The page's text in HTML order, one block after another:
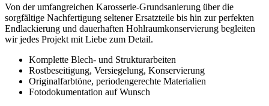
Von der umfangreichen Karosserie-Grundsanierung über die
sorgfältige Nachfertigung seltener Ersatzteile bis hin zur perfekten
Endlackierung und dauerhaften Hohlraumkonservierung begleiten
wir jedes Projekt mit Liebe zum Detail.
Komplette Blech‑ und Strukturarbeiten
Rostbeseitigung, Versiegelung, Konservierung
Originalfarbtöne, periodengerechte Materialien
Fotodokumentation auf Wunsch